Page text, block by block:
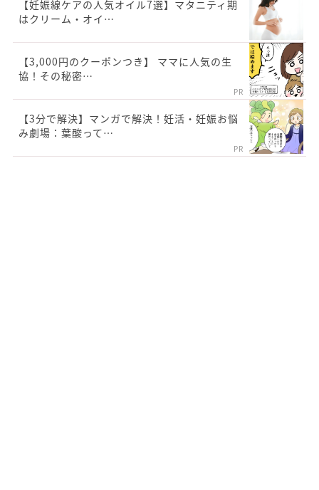
【妊娠線ケアの人気オイル7選】マタニティ期
はクリーム・オイ…
【3,000円のクーポンつき】 ママに人気の生
協！その秘密…
PR
【3分で解決】マンガで解決！妊活・妊娠お悩
み劇場：葉酸って…
PR